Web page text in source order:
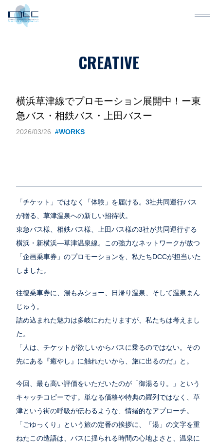
CREATIVE
横浜草津線でプロモーション展開中！ー東
急バス・相鉄バス・上田バスー
2026/03/26 #WORKS
「チケット」ではなく「体験」を届ける。3社共同運行バス
が贈る、草津温泉への新しい招待状。
東急バス様、相鉄バス様、上田バス様の3社が共同運行する
横浜・新横浜—草津温泉線。この強力なネットワークが放つ
「企画乗車券」のプロモーションを、私たちDCCが担当いた
しました。
往復乗車券に、湯もみショー、日帰り温泉、そして温泉まん
じゅう。
詰め込まれた魅力は多岐にわたりますが、私たちは考えまし
た。
「人は、チケットが欲しいからバスに乗るのではない。その
先にある『癒やし』に触れたいから、旅に出るのだ」と。
今回、最も高い評価をいただいたのが「御湯るり。」という
キャッチコピーです。単なる価格や特典の羅列ではなく、草
津という街の呼吸が伝わるような、情緒的なアプローチ。
「ごゆっくり」という旅の定番の挨拶に、「湯」の文字を重
ねたこの造語は、バスに揺られる時間の心地よさと、温泉に